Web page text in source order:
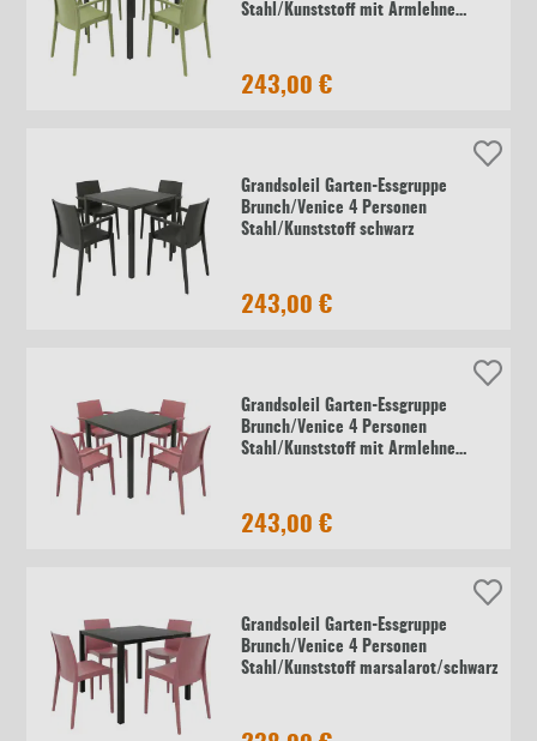
Stahl/Kunststoff mit Armlehne
243,00 €
Grandsoleil Garten-Essgruppe
Brunch/Venice 4 Personen
Stahl/Kunststoff schwarz
243,00 €
Grandsoleil Garten-Essgruppe
Brunch/Venice 4 Personen
Stahl/Kunststoff mit Armlehne
243,00 €
Grandsoleil Garten-Essgruppe
Brunch/Venice 4 Personen
Stahl/Kunststoff marsalarot/schwarz